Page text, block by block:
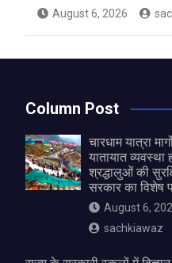
August 6, 2026
Column Post
चारधाम यात्रा
यातायात
श्रद्धालुओं की
सरकार का विशेष
August 6,
sachkiawaz